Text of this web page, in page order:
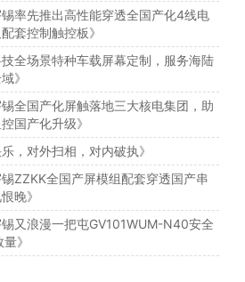
锡率先推出高性能穿透全国产化4线电
套控制触控板》
技全场景特种车载屏幕定制，服务海陆
》
锡全国产化屏触落地三大核电集团，助
国产化升级》
乐，对外扫相，对内破执》
锡ZZKK全国产屏模组配套穿透国产串
晚》
锡又浪漫一把屯GV101WUM-N40安全
》